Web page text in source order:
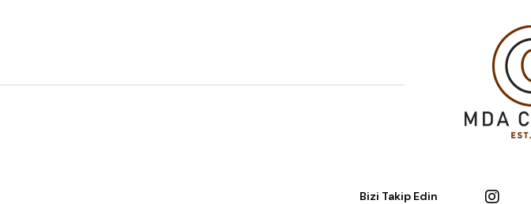
Bizi Takip Edin